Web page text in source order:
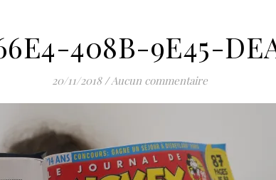
408B-9E45-
20/11/2018 /Aucun commentaire